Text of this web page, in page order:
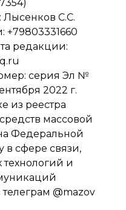
Лысенков С.С.
+79803331660
редакции:
серия Эл №
2022 г.
из реестра
массовой
Федеральной
в сфере связи,
и
@mazov